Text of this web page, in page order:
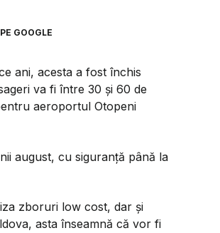
GOOGLE
ani, acesta a fost închis
va fi între 30 și 60 de
aeroportul Otopeni
august, cu siguranță până la
zboruri low cost, dar și
asta înseamnă că vor fi